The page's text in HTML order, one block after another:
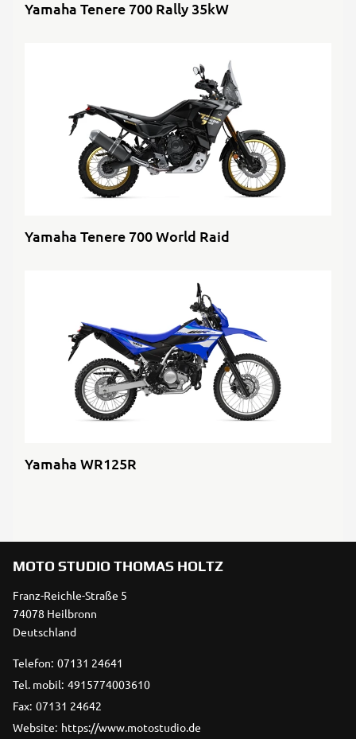
Yamaha Tenere 700 Rally 35kW
Yamaha Tenere 700 World Raid
Yamaha WR125R
MOTO STUDIO THOMAS HOLTZ
Franz-Reichle-Straße 5
74078 Heilbronn
Deutschland
Telefon: 07131 24641
Tel. mobil: 4915774003610
Fax: 07131 24642
Website: https://www.motostudio.de